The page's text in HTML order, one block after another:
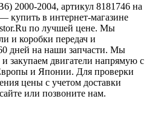
2000-2004, артикул 8181746 на
купить в интернет-магазине
по лучшей цене. Мы
и коробки передач и
дней на наши запчасти. Мы
и закупаем двигатели напрямую с
и Японии. Для проверки
цены с учетом доставки
или позвоните нам.